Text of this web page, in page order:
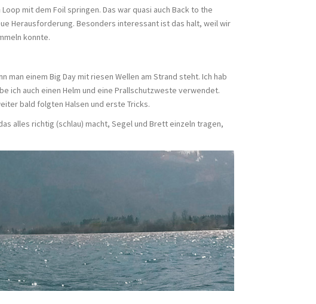
mit dem Foil springen. Das war quasi auch Back to the
Herausforderung. Besonders interessant ist das halt, weil wir
konnte.
einem Big Day mit riesen Wellen am Strand steht. Ich hab
ich auch einen Helm und eine Prallschutzweste verwendet.
bald folgten Halsen und erste Tricks.
alles richtig (schlau) macht, Segel und Brett einzeln tragen,